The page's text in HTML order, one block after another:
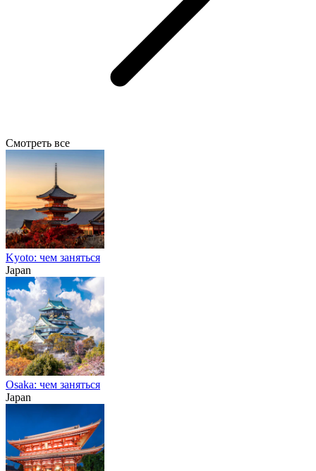
Смотреть все
Kyoto: чем заняться
Japan
Osaka: чем заняться
Japan